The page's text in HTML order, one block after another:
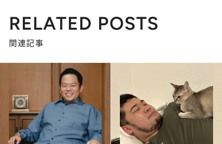
RELATED POSTS
関連記事